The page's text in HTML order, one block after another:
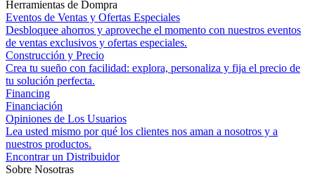
Herramientas de Dompra
Eventos de Ventas y Ofertas Especiales
Desbloquee ahorros y aproveche el momento con nuestros eventos
de ventas exclusivos y ofertas especiales.
Construcción y Precio
Crea tu sueño con facilidad: explora, personaliza y fija el precio de
tu solución perfecta.
Financing
Financiación
Opiniones de Los Usuarios
Lea usted mismo por qué los clientes nos aman a nosotros y a
nuestros productos.
Encontrar un Distribuidor
Sobre Nosotras